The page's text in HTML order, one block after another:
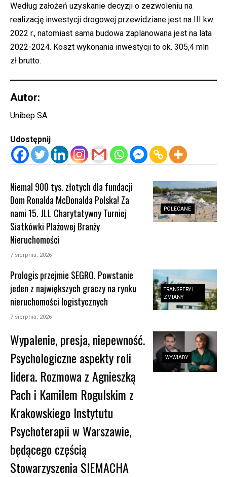
Według założeń uzyskanie decyzji o zezwoleniu na
realizację inwestycji drogowej przewidziane jest na III kw.
2022 r., natomiast sama budowa zaplanowana jest na lata
2022-2024. Koszt wykonania inwestycji to ok. 305,4 mln
zł brutto.
Autor:
Unibep SA
Udostępnij
POLECANE
Niemal 900 tys. złotych dla fundacji
Dom Ronalda McDonalda Polska! Za
nami 15. JLL Charytatywny Turniej
Siatkówki Plażowej Branży
Nieruchomości
7 sierpnia, 2026
TRANSFERY I
ZMIANY
Prologis przejmie SEGRO. Powstanie
jeden z największych graczy na rynku
nieruchomości logistycznych
7 sierpnia, 2026
WYWIADY
Wypalenie, presja, niepewność.
Psychologiczne aspekty roli
lidera. Rozmowa z Agnieszką
Pach i Kamilem Rogulskim z
Krakowskiego Instytutu
Psychoterapii w Warszawie,
będącego częścią
Stowarzyszenia SIEMACHA